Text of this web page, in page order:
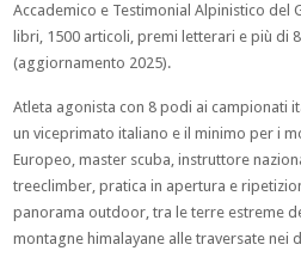
Accademico e Testimonial Alpinistico del
libri, 1500 articoli, premi letterari e più di
(aggiornamento 2025).
Atleta agonista con 8 podi ai campionati
un viceprimato italiano e il minimo per i
Europeo, master scuba, instruttore
treeclimber, pratica in apertura e
panorama outdoor, tra le terre estreme
montagne himalayane alle traversate nei